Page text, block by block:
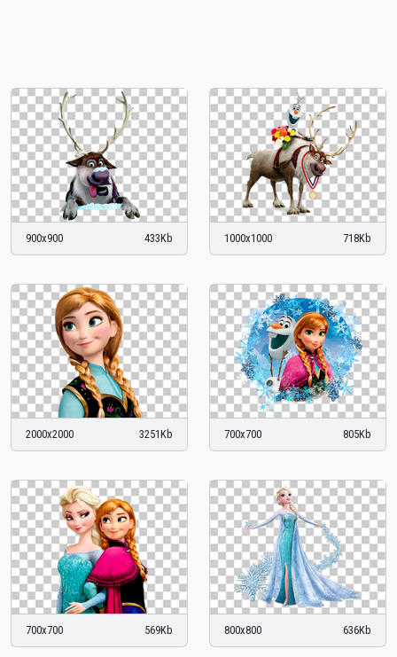
900x900 433Kb 1000x1000 718Kb
2000x2000 3251Kb 700x700 805Kb
700x700 569Kb 800x800 636Kb